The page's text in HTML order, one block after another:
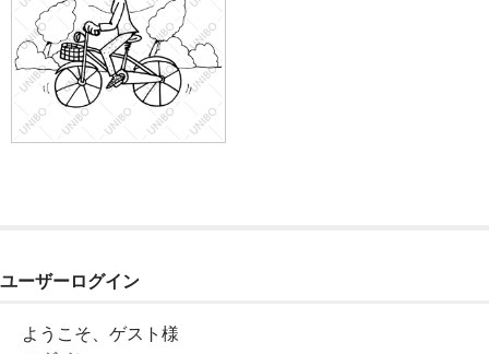
ユーザーログイン
ようこそ、ゲスト様